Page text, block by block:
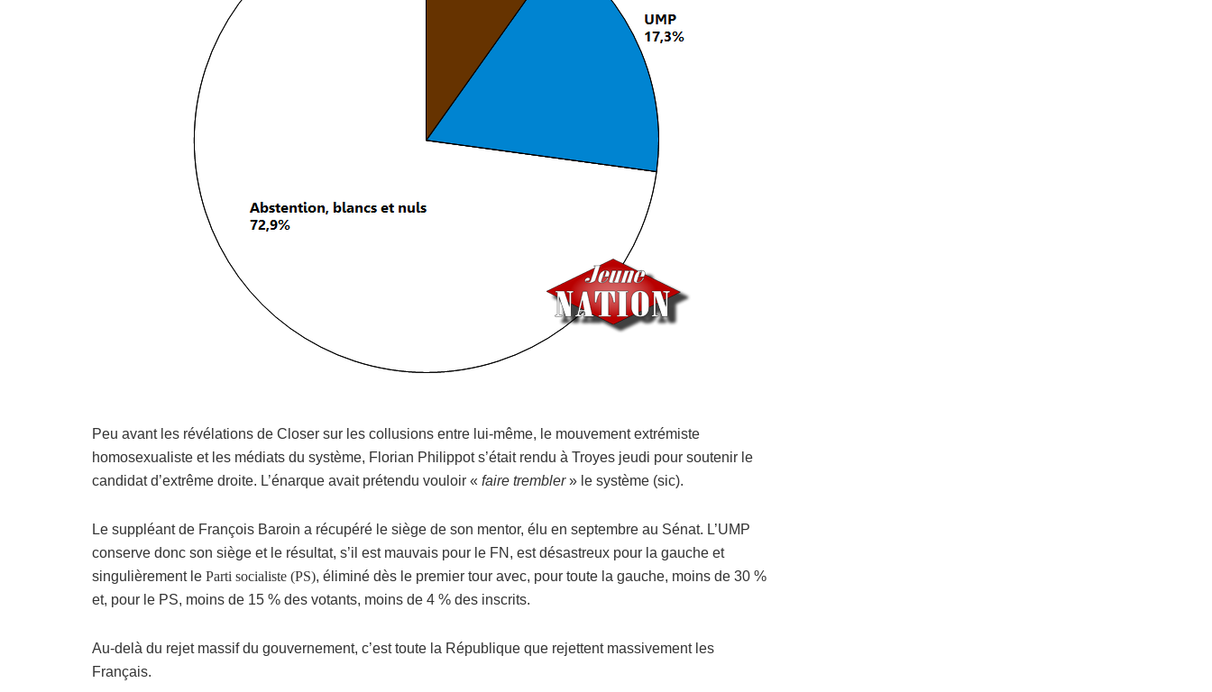
Peu avant les révélations de Closer sur les collusions entre lui-même, le mouvement extrémiste
homosexualiste et les médiats du système, Florian Philippot s’était rendu à Troyes jeudi pour soutenir le
candidat d’extrême droite. L’énarque avait prétendu vouloir « faire trembler» le système (sic).
Le suppléant de François Baroin a récupéré le siège de son mentor, élu en septembre au Sénat. L’UMP
conserve donc son siège et le résultat, s’il est mauvais pour le FN, est désastreux pour la gauche et
singulièrement le Parti socialiste (PS), éliminé dès le premier tour avec, pour toute la gauche, moins de 30 %
et, pour le PS, moins de 15 % des votants, moins de 4 % des inscrits.
Au-delà du rejet massif du gouvernement, c’est toute la République que rejettent massivement les
Français.